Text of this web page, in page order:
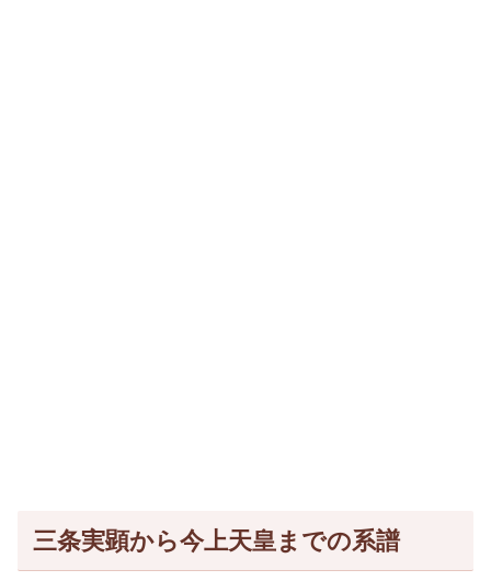
三条実顕から今上天皇までの系譜